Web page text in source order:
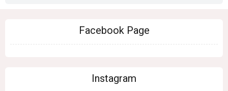
Facebook Page
Instagram